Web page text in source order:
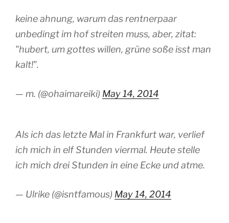
keine ahnung, warum das rentnerpaar
unbedingt im hof streiten muss, aber, zitat:
"hubert, um gottes willen, grüne soße isst man
kalt!".
— m. (@ohaimareiki) May 14, 2014
Als ich das letzte Mal in Frankfurt war, verlief
ich mich in elf Stunden viermal. Heute stelle
ich mich drei Stunden in eine Ecke und atme.
— Ulrike (@isntfamous) May 14, 2014